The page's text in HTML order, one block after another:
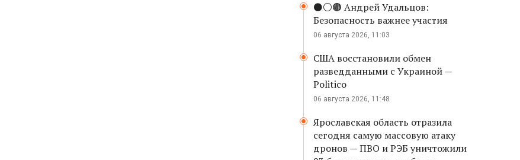
⚫️⚪️🟤 Андрей Удальцов:
Безопасность важнее участия
06 августа 2026, 11:03
США восстановили обмен
разведданными с Украиной —
Politico
06 августа 2026, 11:48
Ярославская область отразила
сегодня самую массовую атаку
дронов — ПВО и РЭБ уничтожили